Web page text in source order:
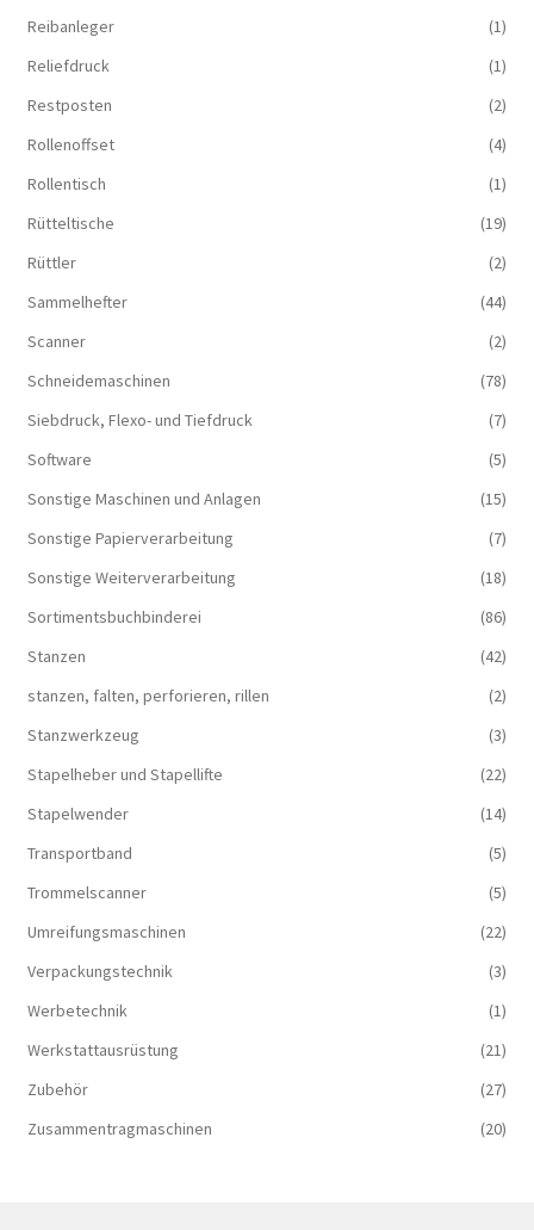
Reibanleger
(1)
Reliefdruck
(1)
Restposten
(2)
Rollenoffset
(4)
Rollentisch
(1)
Rütteltische
(19)
Rüttler
(2)
Sammelhefter
(44)
Scanner
(2)
Schneidemaschinen
(78)
Siebdruck, Flexo- und Tiefdruck
(7)
Software
(5)
Sonstige Maschinen und Anlagen
(15)
Sonstige Papierverarbeitung
(7)
Sonstige Weiterverarbeitung
(18)
Sortimentsbuchbinderei
(86)
Stanzen
(42)
stanzen, falten, perforieren, rillen
(2)
Stanzwerkzeug
(3)
Stapelheber und Stapellifte
(22)
Stapelwender
(14)
Transportband
(5)
Trommelscanner
(5)
Umreifungsmaschinen
(22)
Verpackungstechnik
(3)
Werbetechnik
(1)
Werkstattausrüstung
(21)
Zubehör
(27)
Zusammentragmaschinen
(20)